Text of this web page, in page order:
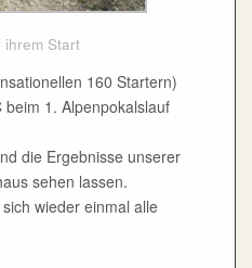
ihrem Start
160 Startern)
1. Alpenpokalslauf
die Ergebnisse unserer
sehen lassen.
wieder einmal alle